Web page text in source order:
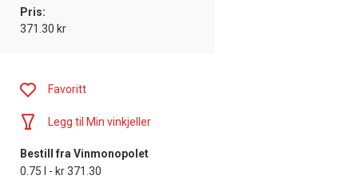
Pris:
371.30 kr
Favoritt
Legg til Min vinkjeller
Bestill fra Vinmonopolet
0.75 l - kr 371.30